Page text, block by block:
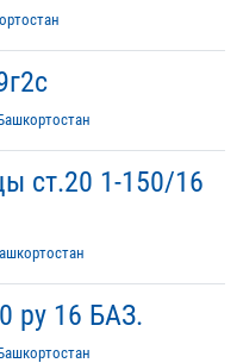
ст.20 1-150/16
ру 16 БАЗ.